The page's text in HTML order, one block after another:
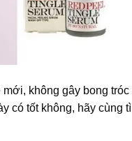
không gây bong tróc
có tốt không, hãy cùng